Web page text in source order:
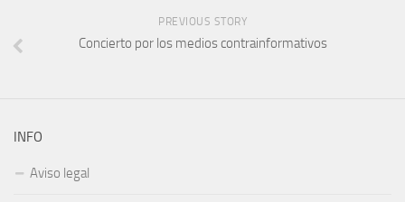
PREVIOUS STORY
Concierto por los medios contrainformativos
INFO
Aviso legal